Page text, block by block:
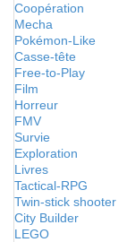
Coopération
Mecha
Pokémon-Like
Casse-tête
Free-to-Play
Film
Horreur
FMV
Survie
Exploration
Livres
Tactical-RPG
Twin-stick shooter
City Builder
LEGO